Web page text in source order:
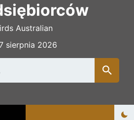
Australian
sierpnia 2026